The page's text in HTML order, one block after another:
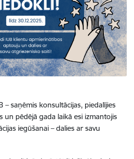
– saņēmis konsultācijas, piedalījies
un pēdējā gada laikā esi izmantojis
iegūšanai – dalies ar savu